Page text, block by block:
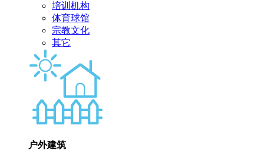
培训机构
体育球馆
宗教文化
其它
户外建筑